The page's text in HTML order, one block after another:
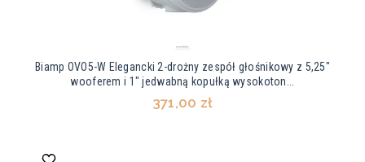
Biamp OVO5-W Elegancki 2-drożny zespół głośnikowy z 5,25"
wooferem i 1" jedwabną kopułką wysokoton...
371,00 zł